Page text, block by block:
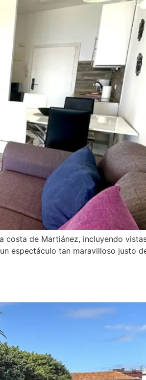
costa de Martiánez, incluyendo
espectáculo tan maravilloso justo